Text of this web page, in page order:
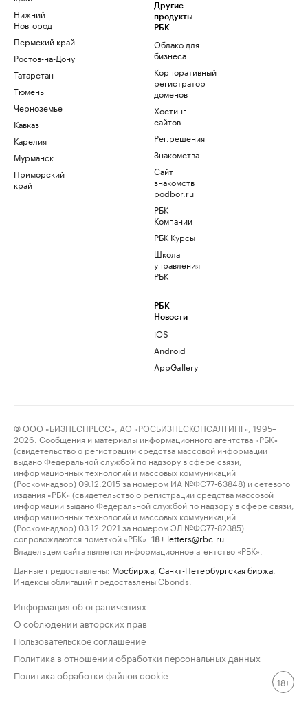
Нижний
Новгород
Пермский край
Ростов-на-Дону
Татарстан
Тюмень
Черноземье
Кавказ
Карелия
Мурманск
Приморский
край
Другие
продукты
РБК
Облако для
бизнеса
Корпоративный
регистратор
доменов
Хостинг
сайтов
Рег.решения
Знакомства
Сайт
знакомств
podbor.ru
РБК
Компании
РБК Курсы
Школа
управления
РБК
РБК
Новости
iOS
Android
AppGallery
© ООО «БИЗНЕСПРЕСС», АО «РОСБИЗНЕСКОНСАЛТИНГ», 1995–
2026. Сообщения и материалы информационного агентства «РБК»
(свидетельство о регистрации средства массовой информации
выдано Федеральной службой по надзору в сфере связи,
информационных технологий и массовых коммуникаций
(Роскомнадзор) 09.12.2015 за номером ИА №ФС77-63848) и сетевого
издания «РБК» (свидетельство о регистрации средства массовой
информации выдано Федеральной службой по надзору в сфере связи,
информационных технологий и массовых коммуникаций
(Роскомнадзор) 03.12.2021 за номером ЭЛ №ФС77-82385)
сопровождаются пометкой «РБК».
18+ letters@rbc.ru
Владельцем сайта является информационное агентство «РБК».
Данные предоставлены: Мосбиржа Санкт-Петербургская биржа
Индексы облигаций предоставлены Cbonds.
Информация об ограничениях
О соблюдении авторских прав
Пользовательское соглашение
Политика в отношении обработки персональных данных
Политика обработки файлов cookie
18+